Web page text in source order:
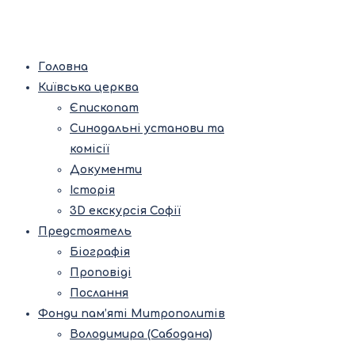
Головна
Київська церква
Єпископат
Синодальні установи та
комісії
Документи
Історія
3D екскурсія Софії
Предстоятель
Біографія
Проповіді
Послання
Фонди пам’яті Митрополитів
Володимира (Сабодана)